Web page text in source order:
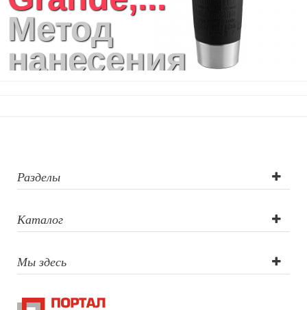
Метод
нанесения
гравировка,
Тампопечать
Разделы
Каталог
Мы здесь